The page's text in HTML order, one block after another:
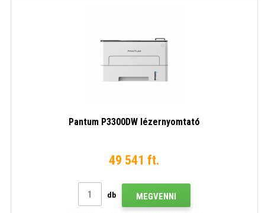
Pantum P3300DW lézernyomtató
49 541 ft.
db MEGVENNI